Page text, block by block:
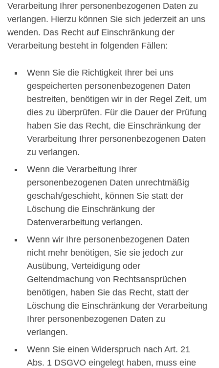
Verarbeitung Ihrer personenbezogenen Daten zu
verlangen. Hierzu können Sie sich jederzeit an uns
wenden. Das Recht auf Einschränkung der
Verarbeitung besteht in folgenden Fällen:
Wenn Sie die Richtigkeit Ihrer bei uns
gespeicherten personenbezogenen Daten
bestreiten, benötigen wir in der Regel Zeit, um
dies zu überprüfen. Für die Dauer der Prüfung
haben Sie das Recht, die Einschränkung der
Verarbeitung Ihrer personenbezogenen Daten
zu verlangen.
Wenn die Verarbeitung Ihrer
personenbezogenen Daten unrechtmäßig
geschah/geschieht, können Sie statt der
Löschung die Einschränkung der
Datenverarbeitung verlangen.
Wenn wir Ihre personenbezogenen Daten
nicht mehr benötigen, Sie sie jedoch zur
Ausübung, Verteidigung oder
Geltendmachung von Rechtsansprüchen
benötigen, haben Sie das Recht, statt der
Löschung die Einschränkung der Verarbeitung
Ihrer personenbezogenen Daten zu
verlangen.
Wenn Sie einen Widerspruch nach Art. 21
Abs. 1 DSGVO eingelegt haben, muss eine